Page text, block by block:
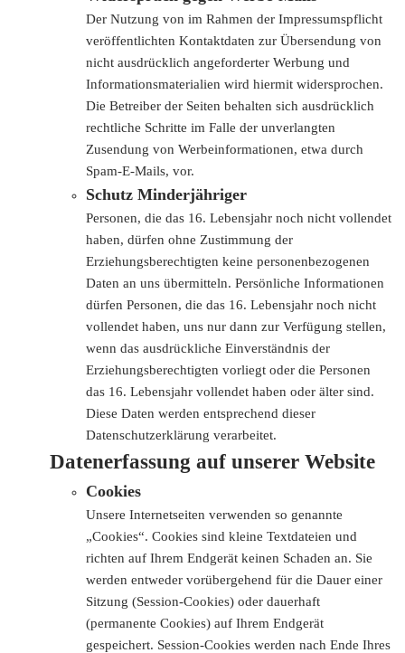
Der Nutzung von im Rahmen der Impressumspflicht
veröffentlichten Kontaktdaten zur Übersendung von
nicht ausdrücklich angeforderter Werbung und
Informationsmaterialien wird hiermit widersprochen.
Die Betreiber der Seiten behalten sich ausdrücklich
rechtliche Schritte im Falle der unverlangten
Zusendung von Werbeinformationen, etwa durch
Spam-E-Mails, vor.
Schutz Minderjähriger
Personen, die das 16. Lebensjahr noch nicht vollendet
haben, dürfen ohne Zustimmung der
Erziehungsberechtigten keine personenbezogenen
Daten an uns übermitteln. Persönliche Informationen
dürfen Personen, die das 16. Lebensjahr noch nicht
vollendet haben, uns nur dann zur Verfügung stellen,
wenn das ausdrückliche Einverständnis der
Erziehungsberechtigten vorliegt oder die Personen
das 16. Lebensjahr vollendet haben oder älter sind.
Diese Daten werden entsprechend dieser
Datenschutzerklärung verarbeitet.
Datenerfassung auf unserer Website
Cookies
Unsere Internetseiten verwenden so genannte
„Cookies“. Cookies sind kleine Textdateien und
richten auf Ihrem Endgerät keinen Schaden an. Sie
werden entweder vorübergehend für die Dauer einer
Sitzung (Session-Cookies) oder dauerhaft
(permanente Cookies) auf Ihrem Endgerät
gespeichert. Session-Cookies werden nach Ende Ihres